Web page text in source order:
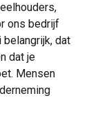
ons bedrijf
dat
dat je
Mensen